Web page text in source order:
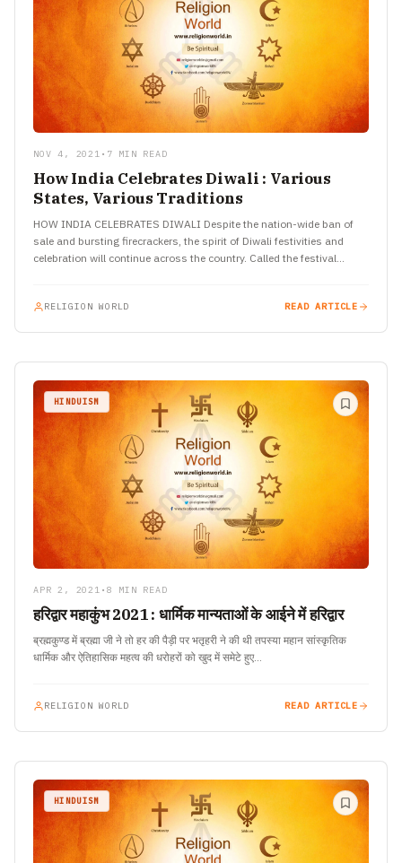
NOV 4, 2021 • 7 MIN READ
How India Celebrates Diwali : Various
States, Various Traditions
HOW INDIA CELEBRATES DIWALI Despite the nation-wide ban of
sale and bursting firecrackers, the spirit of Diwali festivities and
celebration will continue across the country. Called the festival…
RELIGION WORLD READ ARTICLE
HINDUISM
APR 2, 2021 • 8 MIN READ
हरिद्वार महाकुंभ 2021 : धार्मिक मान्यताओं के आईने में हरिद्वार
ब्रह्मकुण्ड में ब्रह्मा जी ने तो हर की पैड़ी पर भतृहरी ने की थी तपस्या महान सांस्कृतिक
धार्मिक और ऐतिहासिक महत्व की धरोहरों को खुद में समेटे हुए…
RELIGION WORLD READ ARTICLE
HINDUISM